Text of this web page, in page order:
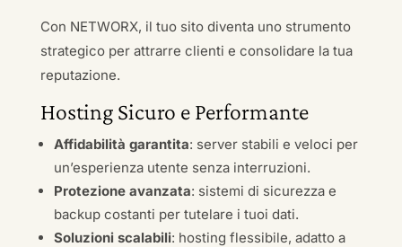
Con NETWORX, il tuo sito diventa uno strumento
strategico per attrarre clienti e consolidare la tua
reputazione.
Hosting Sicuro e Performante
Affidabilità garantita: server stabili e veloci per
un’esperienza utente senza interruzioni.
Protezione avanzata: sistemi di sicurezza e
backup costanti per tutelare i tuoi dati.
Soluzioni scalabili: hosting flessibile, adatto a